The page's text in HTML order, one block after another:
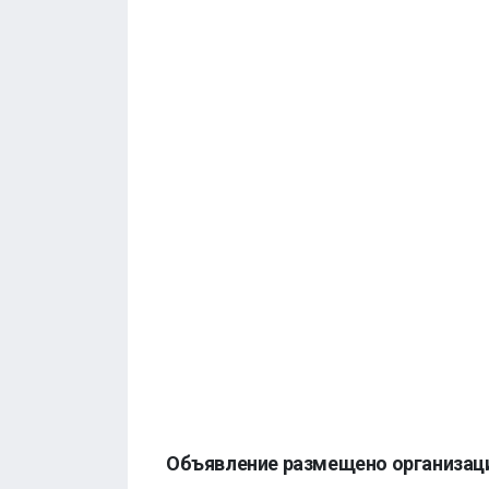
Объявление размещено